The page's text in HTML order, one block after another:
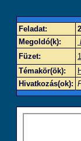
Feladat:
Megoldó(k):
Füzet:
Témakör(ök):
Hivatkozás(ok):